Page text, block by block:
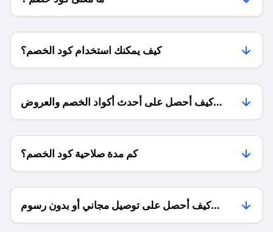
كيف يمكنك استخدام كود الخصم؟
كيف أحصل على أحدث أكواد الخصم والعروض
للمتاجر؟
كم مدة صلاحية كود الخصم؟
كيف أحصل على توصيل مجاني أو بدون رسوم
الشحن ؟